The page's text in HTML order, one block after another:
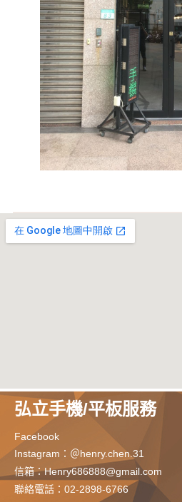
弘立手機/平板服務
Facebook
Instagram：＠henry.chen.31
信箱：Henry686888@gmail.com
聯絡電話：02-2898-6766